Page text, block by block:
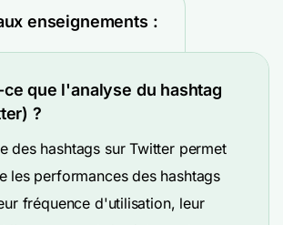
enseignements :
que l'analyse du hashtag
?
des hashtags sur Twitter permet
les performances des hashtags
fréquence d'utilisation, leur